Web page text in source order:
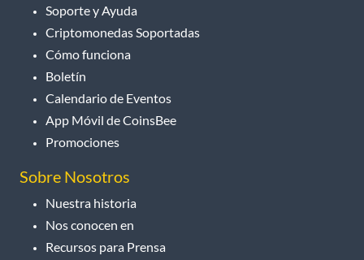
Soporte y Ayuda
Criptomonedas Soportadas
Cómo funciona
Boletín
Calendario de Eventos
App Móvil de CoinsBee
Promociones
Sobre Nosotros
Nuestra historia
Nos conocen en
Recursos para Prensa